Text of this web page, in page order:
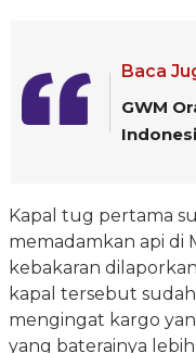
Baca
GWM
Kapal tug pertama
memadamkan api di
kebakaran
kapal tersebut
mengingat kargo
yang baterainya